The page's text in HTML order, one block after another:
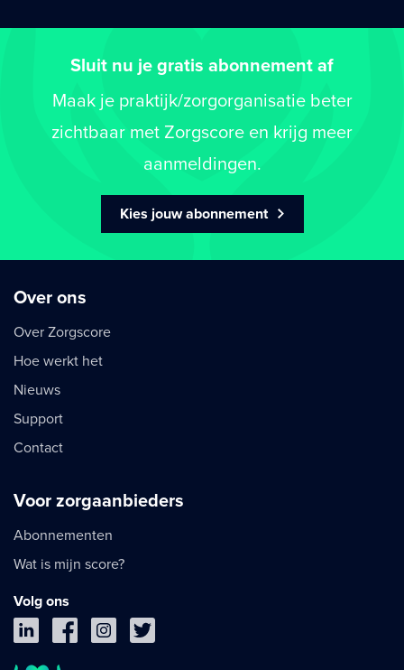
Sluit nu je gratis abonnement af
Maak je praktijk/zorgorganisatie beter
zichtbaar met Zorgscore en krijg meer
aanmeldingen.
Kies jouw abonnement
Over ons
Over Zorgscore
Hoe werkt het
Nieuws
Support
Contact
Voor zorgaanbieders
Abonnementen
Wat is mijn score?
Volg ons